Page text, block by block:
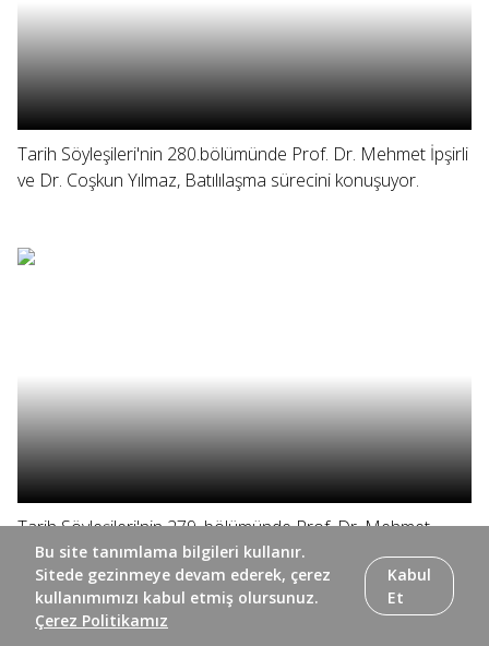
Tarih Söyleşileri'nin 280.bölümünde Prof. Dr. Mehmet İpşirli
ve Dr. Coşkun Yılmaz, Batılılaşma sürecini konuşuyor.
Tarih Söyleşileri'nin 279. bölümünde Prof. Dr. Mehmet
İpşirli ve Dr. Coşkun Yılmaz, yazar Beşir Ayvazoğlu ile
koleksiyoner Nuri Arlasez'i konuşuyor.
Bu site tanımlama bilgileri kullanır.
Sitede gezinmeye devam ederek, çerez
kullanımımızı kabul etmiş olursunuz.
Çerez Politikamız
Kabul
Et